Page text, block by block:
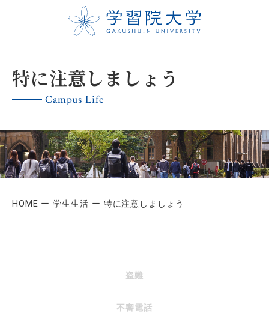
特に注意しましょう
Campus Life
HOME 学生生活 特に注意しましょう
盗難
不審電話